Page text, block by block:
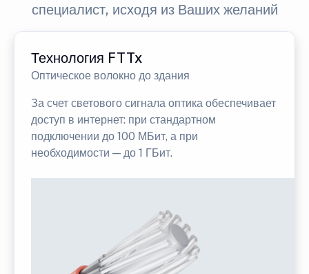
специалист, исходя из Ваших желаний
Технология FTTx
Оптическое волокно до здания
За счет светового сигнала оптика обеспечивает
доступ в интернет: при стандартном
подключении до 100 МБит, а при
необходимости — до 1 ГБит.